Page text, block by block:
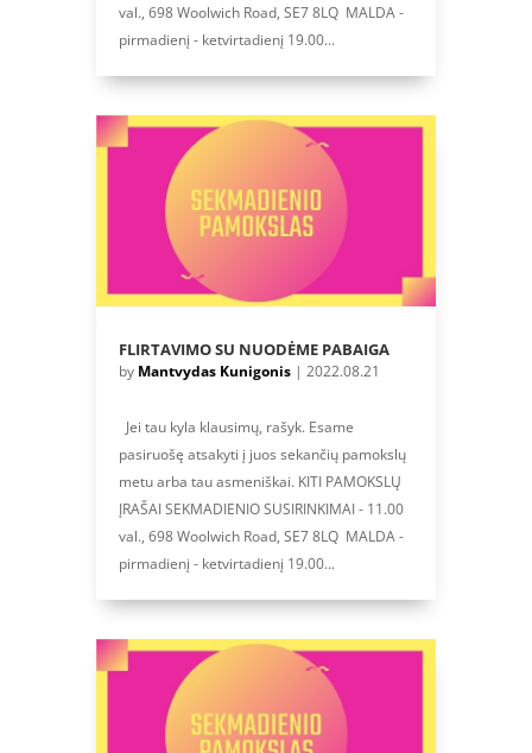
val., 698 Woolwich Road, SE7 8LQ MALDA -
pirmadienį - ketvirtadienį 19.00...
FLIRTAVIMO SU NUODĖME PABAIGA
by Mantvydas Kunigonis| 2022.08.21
Jei tau kyla klausimų, rašyk. Esame
pasiruošę atsakyti į juos sekančių pamokslų
metu arba tau asmeniškai. KITI PAMOKSLŲ
ĮRAŠAI SEKMADIENIO SUSIRINKIMAI - 11.00
val., 698 Woolwich Road, SE7 8LQ MALDA -
pirmadienį - ketvirtadienį 19.00...